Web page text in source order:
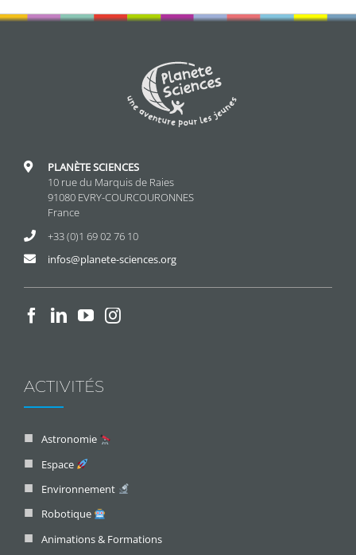
PLANÈTE SCIENCES
10 rue du Marquis de Raies
91080 EVRY-COURCOURONNES
France
+33 (0)1 69 02 76 10
infos@planete-sciences.org
ACTIVITÉS
Astronomie
Espace
Environnement
Robotique
Animations & Formations